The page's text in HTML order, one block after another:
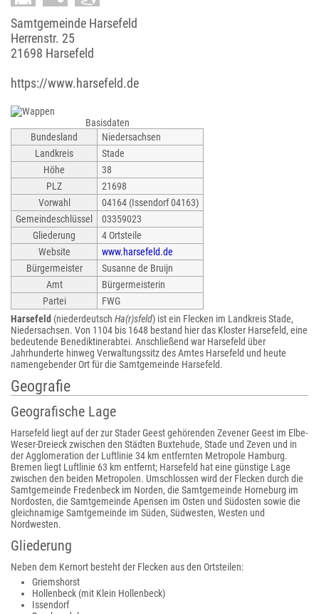
Samtgemeinde Harsefeld
Herrenstr. 25
21698 Harsefeld
https://www.harsefeld.de
Basisdaten
Bundesland
Niedersachsen
Landkreis
Stade
Höhe
38
PLZ
21698
Vorwahl
04164 (Issendorf 04163)
Gemeindeschlüssel
03359023
Gliederung
4 Ortsteile
Website
www.harsefeld.de
Bürgermeister
Susanne de Bruijn
Amt
Bürgermeisterin
Partei
FWG
Harsefeld (niederdeutsch Ha(r)sfeld) ist ein Flecken im Landkreis Stade,
Niedersachsen. Von 1104 bis 1648 bestand hier das Kloster Harsefeld, eine
bedeutende Benediktinerabtei. Anschließend war Harsefeld über
Jahrhunderte hinweg Verwaltungssitz des Amtes Harsefeld und heute
namengebender Ort für die Samtgemeinde Harsefeld.
Geografie
Geografische Lage
Harsefeld liegt auf der zur Stader Geest gehörenden Zevener Geest im Elbe-
Weser-Dreieck zwischen den Städten Buxtehude, Stade und Zeven und in
der Agglomeration der Luftlinie 34 km entfernten Metropole Hamburg.
Bremen liegt Luftlinie 63 km entfernt; Harsefeld hat eine günstige Lage
zwischen den beiden Metropolen. Umschlossen wird der Flecken durch die
Samtgemeinde Fredenbeck im Norden, die Samtgemeinde Horneburg im
Nordosten, die Samtgemeinde Apensen im Osten und Südosten sowie die
gleichnamige Samtgemeinde im Süden, Südwesten, Westen und
Nordwesten.
Gliederung
Neben dem Kernort besteht der Flecken aus den Ortsteilen:
Griemshorst
Hollenbeck (mit Klein Hollenbeck)
Issendorf